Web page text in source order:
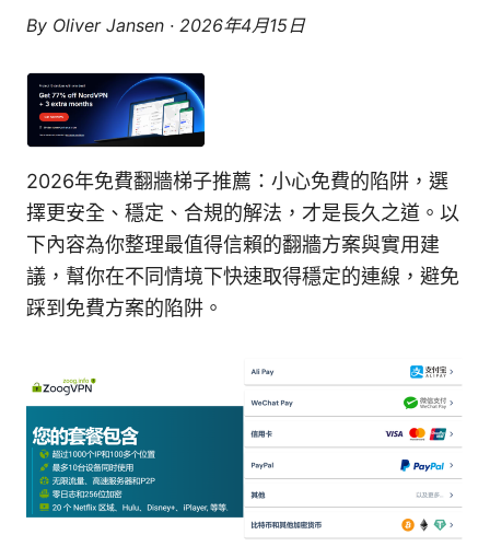
By Oliver Jansen · 2026年4月15日
2026年免費翻牆梯子推薦：小心免費的陷阱，選
擇更安全、穩定、合規的解法，才是長久之道。以
下內容為你整理最值得信賴的翻牆方案與實用建
議，幫你在不同情境下快速取得穩定的連線，避免
踩到免費方案的陷阱。